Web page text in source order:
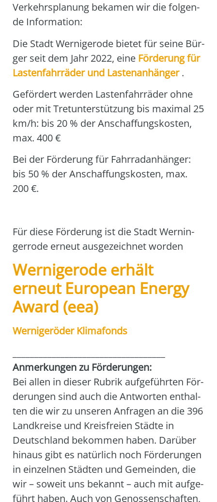
Ver­kehrs­pla­nung beka­men wir die fol­gen­
de Infor­ma­ti­on:
Die Stadt Wer­ni­ge­ro­de bie­tet für sei­ne Bür­
ger seit dem Jahr 2022, eine För­de­rung für
Las­ten­fahr­rä­der und Las­ten­an­hän­ger.
Geför­dert wer­den Las­ten­fahr­rä­der ohne
oder mit Tret­un­ter­stüt­zung bis maxi­mal 25
km/h: bis 20 % der Anschaf­fungs­kos­ten,
max. 400 €
Bei der För­de­rung für Fahr­rad­an­hän­ger:
bis 50 % der Anschaf­fungs­kos­ten, max.
200 €.
Für die­se För­de­rung ist die Stadt Wer­nin­
ger­ro­de erneut aus­ge­zeich­net wor­den
Wernigerode erhält
erneut European Energy
Award (eea)
Wer­ni­ge­röder Kli­ma­fonds
Anmer­kun­gen zu För­de­run­gen:
Bei allen in die­ser Rubrik auf­ge­führ­ten För­
de­run­gen sind auch die Ant­wor­ten ent­hal­
ten die wir zu unse­ren Anfra­gen an die 396
Land­krei­se und Kreis­frei­en Städ­te in
Deutsch­land bekom­men haben. Dar­über
hin­aus gibt es natür­lich noch För­de­run­gen
in ein­zel­nen Städ­ten und Gemein­den, die
wir – soweit uns bekannt – auch mit auf­ge­
führt haben. Auch von Genos­sen­schaf­ten,